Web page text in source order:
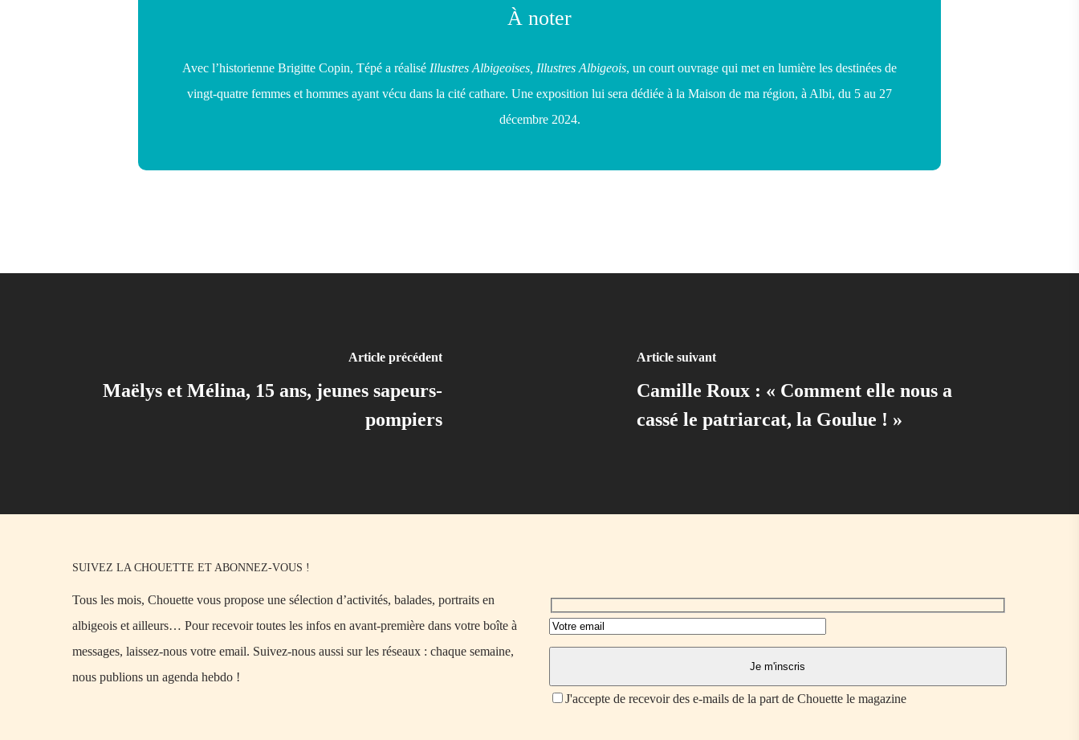
À noter
Avec l’historienne Brigitte Copin, Tépé a réalisé Illustres Albigeoises, Illustres Albigeois, un court ouvrage qui met en lumière les destinées de
vingt-quatre femmes et hommes ayant vécu dans la cité cathare. Une exposition lui sera dédiée à la Maison de ma région, à Albi, du 5 au 27
décembre 2024.
Article précédent
Maëlys et Mélina, 15 ans, jeunes sapeurs-
pompiers
Article suivant
Camille Roux : « Comment elle nous a
cassé le patriarcat, la Goulue ! »
SUIVEZ LA CHOUETTE ET ABONNEZ-VOUS !
Tous les mois, Chouette vous propose une sélection d’activités, balades, portraits en
albigeois et ailleurs… Pour recevoir toutes les infos en avant-première dans votre boîte à
messages, laissez-nous votre email. Suivez-nous aussi sur les réseaux : chaque semaine,
nous publions un agenda hebdo !
J'accepte de recevoir des e-mails de la part de Chouette le magazine